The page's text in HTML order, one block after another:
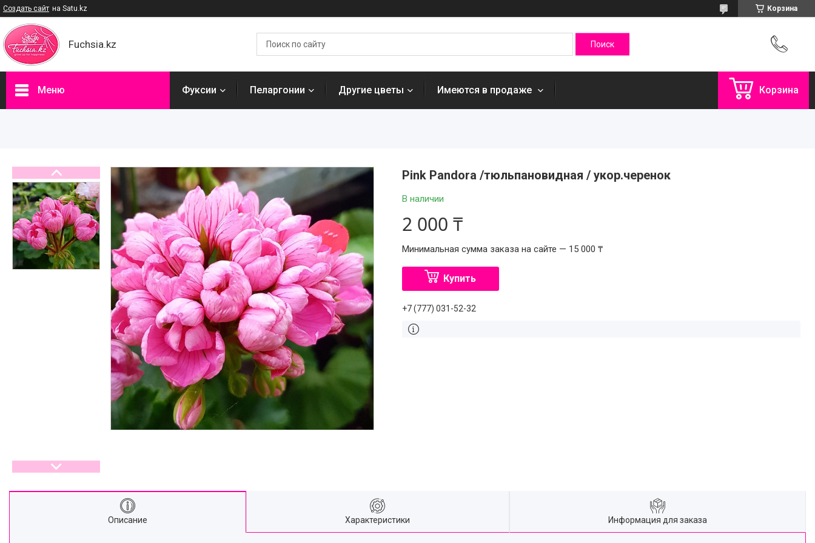
Создать сайт на Satu.kz Корзина
Fuchsia.kz
Меню Фуксии Пеларгонии Другие цветы Имеются в продаже Корзина
Pink Pandora /тюльпановидная / укор.черенок
В наличии
2 000 ₸
Минимальная сумма заказа на сайте — 15 000 ₸
Купить
+7 (777) 031-52-32
Описание Характеристики Информация для заказа